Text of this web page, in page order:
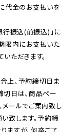
代金のお支払いを
行振込(前振込)」に
限内にお支払いた
ただきます。
上、予約締切日ま
切日は、商品ペー
ールでご案内致し
致します。予約締